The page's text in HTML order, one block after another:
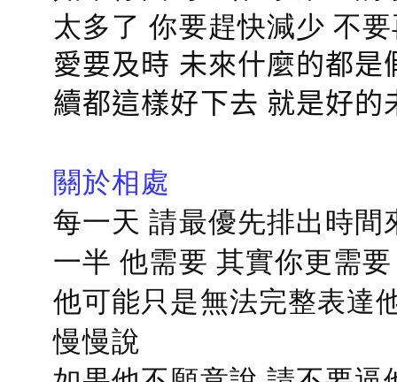
太多了 你要趕快減少 不
愛要及時 未來什麼的都
續都這樣好下去 就是好的
關於相處
每一天 請最優先排出時
一半 他需要 其實你更需要
他可能只是無法完整表達
慢慢說